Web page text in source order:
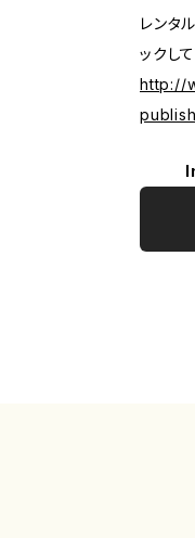
レンタ
ックし
http://